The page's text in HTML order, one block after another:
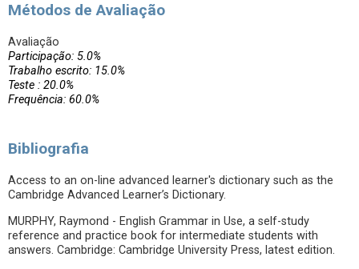
Métodos de Avaliação
Avaliação
Participação: 5.0%
Trabalho escrito: 15.0%
Teste : 20.0%
Frequência: 60.0%
Bibliografia
Access to an on-line advanced learner's dictionary such as the
Cambridge Advanced Learner’s Dictionary.
MURPHY, Raymond - English Grammar in Use, a self-study
reference and practice book for intermediate students with
answers. Cambridge: Cambridge University Press, latest edition.